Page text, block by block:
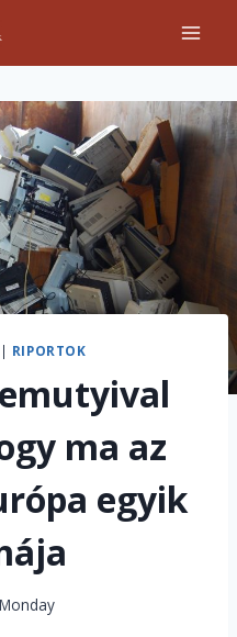
| RIPORTOK
ma az
egyik